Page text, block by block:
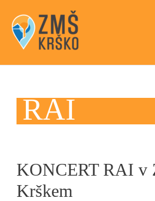
content
RAI
KONCERT RAI v
Krškem
KONCERT
RAI